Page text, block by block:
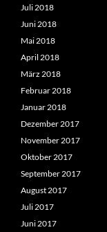
Juli 2018
Juni 2018
Mai 2018
April 2018
März 2018
Februar 2018
Januar 2018
Dezember 2017
November 2017
Oktober 2017
September 2017
August 2017
Juli 2017
Juni 2017